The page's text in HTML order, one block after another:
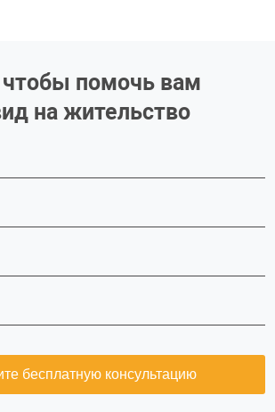
помочь вам
на жительство
бесплатную консультацию